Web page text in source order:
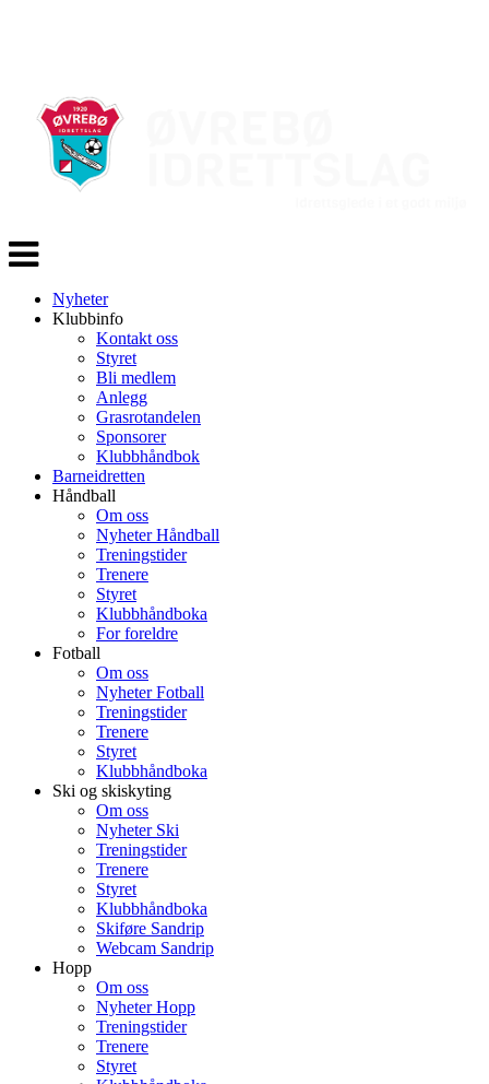
Veksle
navigasjon
Nyheter
Klubbinfo
Kontakt oss
Styret
Bli medlem
Anlegg
Grasrotandelen
Sponsorer
Klubbhåndbok
Barneidretten
Håndball
Om oss
Nyheter Håndball
Treningstider
Trenere
Styret
Klubbhåndboka
For foreldre
Fotball
Om oss
Nyheter Fotball
Treningstider
Trenere
Styret
Klubbhåndboka
Ski og skiskyting
Om oss
Nyheter Ski
Treningstider
Trenere
Styret
Klubbhåndboka
Skiføre Sandrip
Webcam Sandrip
Hopp
Om oss
Nyheter Hopp
Treningstider
Trenere
Styret